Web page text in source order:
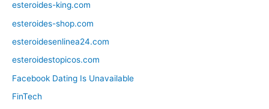
esteroides-king.com
esteroides-shop.com
esteroidesenlinea24.com
esteroidestopicos.com
Facebook Dating Is Unavailable
FinTech